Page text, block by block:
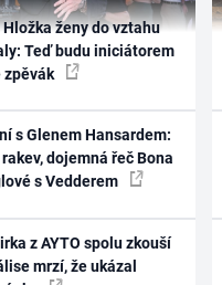
ženy do vztahu
Teď budu iniciátorem
zpěvák
s Glenem Hansardem:
dojemná řeč Bona
s Vedderem
z AYTO spolu zkouší
mrzí, že ukázal